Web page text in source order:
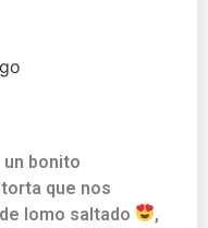
un bonito
que nos
lomo saltado
,